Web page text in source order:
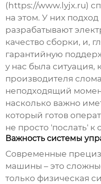
(https://www.lyjx.ru)
на этом. У них
разрабатывают
качество сборки, и,
гарантийную
у нас была ситуация,
производителя
неподходящий
насколько важно
который готов
не просто 'послать' к
Важность системы
Современные
машины – это
только физическая